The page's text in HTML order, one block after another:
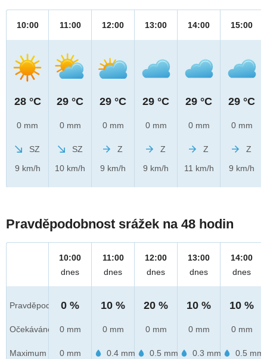
10:00
28 °C
0 mm
SZ
9 km/h
11:00
29 °C
0 mm
SZ
10 km/h
12:00
29 °C
0 mm
Z
9 km/h
13:00
29 °C
0 mm
Z
9 km/h
14:00
29 °C
0 mm
Z
11 km/h
15:00
29 °C
0 mm
Z
9 km/h
Pravděpodobnost srážek na 48 hodin
Pravděpod.
Očekáváno
Maximum
10:00
dnes
0 %
0 mm
0 mm
11:00
dnes
10 %
0 mm
0.4 mm
12:00
dnes
20 %
0 mm
0.5 mm
13:00
dnes
10 %
0 mm
0.3 mm
14:00
dnes
10 %
0 mm
0.5 mm